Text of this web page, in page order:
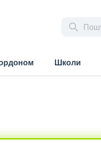
Школи